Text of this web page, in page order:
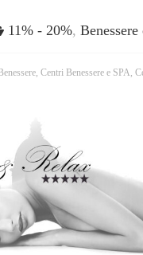
11% - 20%,
Benessere, Centri Benessere e SPA,